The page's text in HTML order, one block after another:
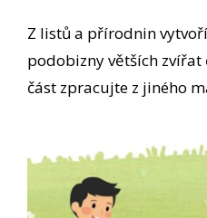
Z listů a přírodnin
podobizny větších
část zpracujte z jiného